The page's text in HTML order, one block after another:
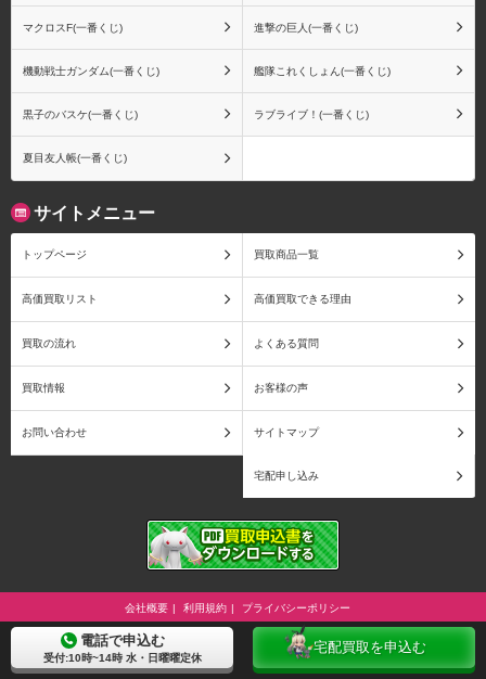
マクロスF(一番くじ) 進撃の巨人(一番くじ)
機動戦士ガンダム(一番くじ) 艦隊これくしょん(一番くじ)
黒子のバスケ(一番くじ) ラブライブ！(一番くじ)
夏目友人帳(一番くじ)
サイトメニュー
トップページ 買取商品一覧
高価買取リスト 高価買取できる理由
買取の流れ よくある質問
買取情報 お客様の声
お問い合わせ サイトマップ
宅配申し込み
会社概要 利用規約 プライバシーポリシー
古物商許可証番号: 兵庫県公安委員会 第631531400002号
Copyright (C) フィギュア買取アローズ. All Rights Reserved.
電話で申込む
受付:10時~14時 水・日曜曜定休
宅配買取を申込む